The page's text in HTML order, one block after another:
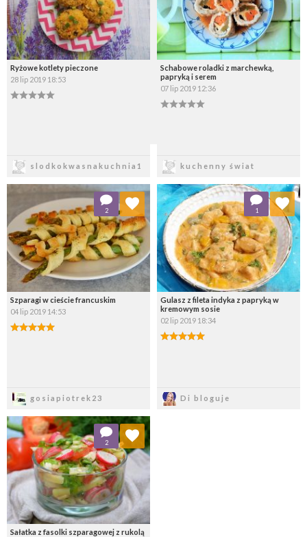
Ryżowe kotlety pieczone
28 lip 2019 18:53
slodkokwasnakuchnia1
Schabowe roladki z marchewką,
papryką i serem
07 lip 2019 12:36
kuchenny świat
Szparagi w cieście francuskim
04 lip 2019 14:53
gosiapiotrek23
2
Dodaj do ulubionych
Wybierz listę:
Gulasz z fileta indyka z papryką w
kremowym sosie
02 lip 2019 18:34
Di bloguje
1
Dodaj do ulubionych
Wybierz listę:
Sałatka z fasolki szparagowej z rukolą
2
Dodaj do ulubionych
Wybierz listę: